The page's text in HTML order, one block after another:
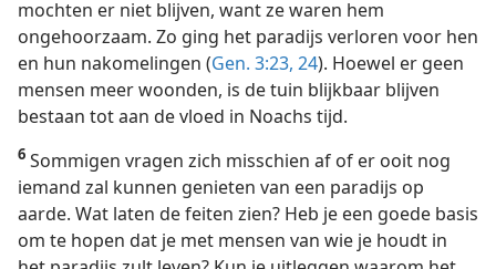
mochten er niet blijven, want ze waren hem
ongehoorzaam. Zo ging het paradijs verloren voor hen
en hun nakomelingen (Gen. 3:23, 24). Hoewel er geen
mensen meer woonden, is de tuin blijkbaar blijven
bestaan tot aan de vloed in Noachs tijd.
6 Sommigen vragen zich misschien af of er ooit nog
iemand zal kunnen genieten van een paradijs op
aarde. Wat laten de feiten zien? Heb je een goede basis
om te hopen dat je met mensen van wie je houdt in